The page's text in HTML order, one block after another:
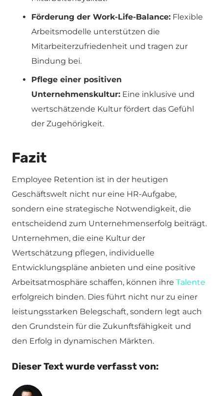
Förderung der Work-Life-Balance: Flexible
Arbeitsmodelle unterstützen die
Mitarbeiterzufriedenheit und tragen zur
Bindung bei.
Pflege einer positiven
Unternehmenskultur: Eine inklusive und
wertschätzende Kultur fördert das Gefühl
der Zugehörigkeit.
Fazit
Employee Retention ist in der heutigen
Geschäftswelt nicht nur eine HR-Aufgabe,
sondern eine strategische Notwendigkeit, die
entscheidend zum Unternehmenserfolg beiträgt.
Unternehmen, die eine Kultur der
Wertschätzung pflegen, individuelle
Entwicklungspläne anbieten und eine positive
Arbeitsatmosphäre schaffen, können ihre Talente
erfolgreich binden. Dies führt nicht nur zu einer
leistungsstarken Belegschaft, sondern legt auch
den Grundstein für die Zukunftsfähigkeit und
den Erfolg in dynamischen Märkten.
Dieser Text wurde verfasst von: